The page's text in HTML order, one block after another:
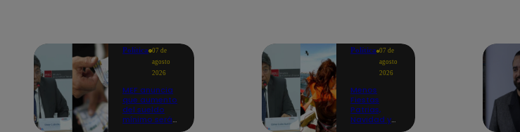
Política
07 de
agosto
2026
MEF anuncia
que aumento
del sueldo
mínimo será
Política 07 de
agosto
2026
Menos
Fiestas
Patrias,
Navidad y